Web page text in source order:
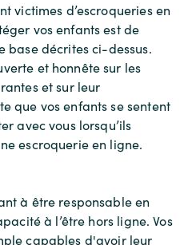
victimes d’escroqueries en
vos enfants est de
base décrites ci-dessus.
et honnête sur les
et sur leur
que vos enfants se sentent
avec vous lorsqu’ils
escroquerie en ligne.
à être responsable en
à l’être hors ligne. Vos
capables d'avoir leur